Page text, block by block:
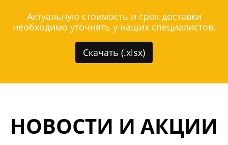
Актуальную стоимость и срок доставки
необходимо уточнять у наших специалистов.
Скачать (.xlsx)
НОВОСТИ И АКЦИИ